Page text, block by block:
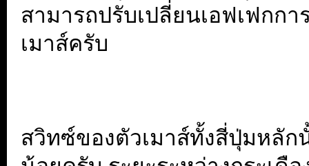
สามารถปรับเปลี่ยนเอฟเฟกก
เมาส์ครับ
สวิทซ์ของตัวเมาส์ทั้งสี่ปุ่มหลั